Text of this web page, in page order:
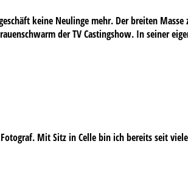
keine Neulinge mehr. Der breiten
der TV Castingshow. In seiner
Mit Sitz in Celle bin ich bereits seit